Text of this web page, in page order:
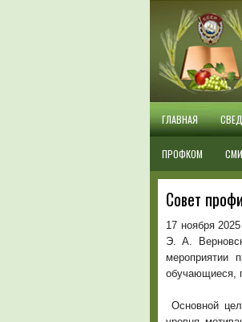
ГЛАВНАЯ
ПРОФКОМ
Совет
17 ноября
Э. А.
мероприятии
обучающиеся,
Основной